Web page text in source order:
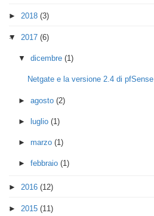
► 2018 (3)
▼ 2017 (6)
▼ dicembre (1)
Netgate e la versione 2.4 di pfSense
► agosto (2)
► luglio (1)
► marzo (1)
► febbraio (1)
► 2016 (12)
► 2015 (11)